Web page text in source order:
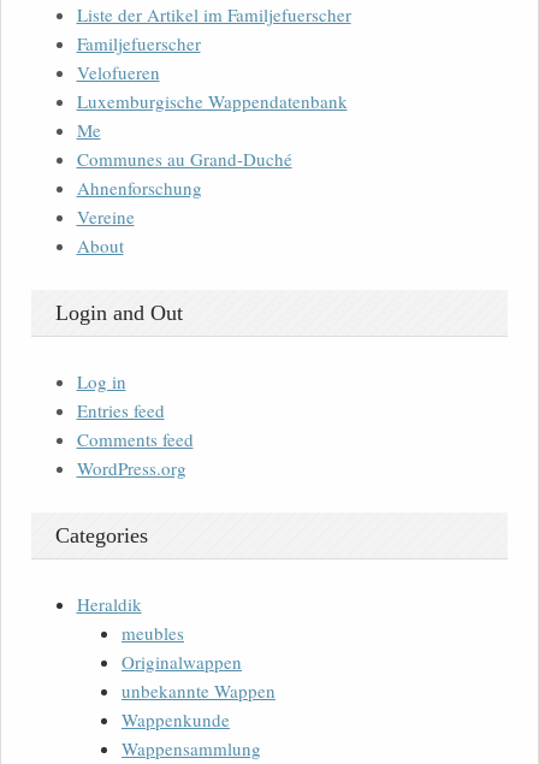
Liste der Artikel im Familjefuerscher
Familjefuerscher
Velofueren
Luxemburgische Wappendatenbank
Me
Communes au Grand-Duché
Ahnenforschung
Vereine
About
Login and Out
Log in
Entries feed
Comments feed
WordPress.org
Categories
Heraldik
meubles
Originalwappen
unbekannte Wappen
Wappenkunde
Wappensammlung